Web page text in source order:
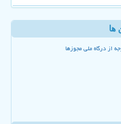
ها
از درگاه ملی مجوزها